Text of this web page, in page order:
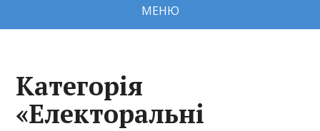
МЕНЮ
Категорія
«Електоральні